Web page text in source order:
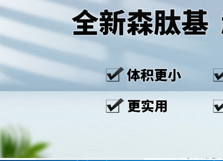
公司新闻
行业新闻
媒体报道
负离子与血压、心脑血管
作者：森肽基厂家
失眠在人类
面对现实身心双重
失眠了怎么办？
1、每天洗澡
2、每天规定